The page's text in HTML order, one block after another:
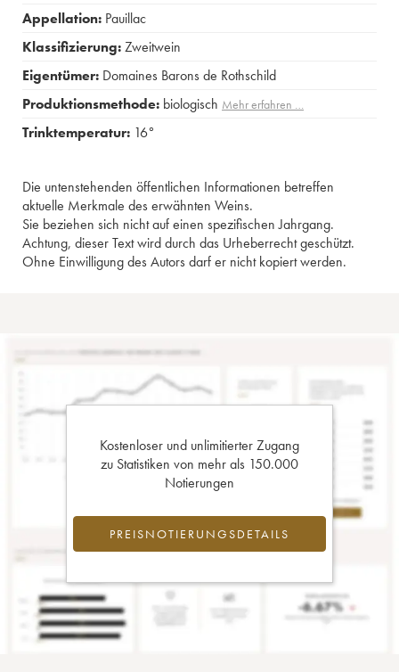
Appellation: Pauillac
Klassifizierung:Zweitwein
Eigentümer: Domaines Barons de Rothschild
Produktionsmethode: biologisch Mehr erfahren …
Trinktemperatur: 16°
Die untenstehenden öffentlichen Informationen betreffen
aktuelle Merkmale des erwähnten Weins.
Sie beziehen sich nicht auf einen spezifischen Jahrgang.
Achtung, dieser Text wird durch das Urheberrecht geschützt.
Ohne Einwilligung des Autors darf er nicht kopiert werden.
Kostenloser und unlimitierter Zugang
zu Statistiken von mehr als 150.000
Notierungen
PREISNOTIERUNGSDETAILS